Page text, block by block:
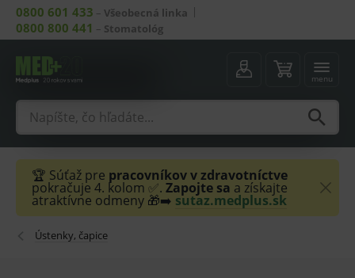
0800 601 433 – Všeobecná linka
0800 800 441 – Stomatológ
menu
🏆 Súťaž pre pracovníkov v zdravotníctve
pokračuje 4. kolom ✅. Zapojte sa a získajte
atraktívne odmeny 🎁➡️ sutaz.medplus.sk
Ústenky, čapice